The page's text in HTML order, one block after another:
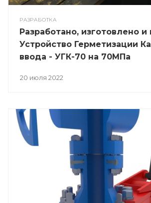
РАЗРАБОТКА
Разработано, изготовлено
Устройство Герметизации
ввода - УГК-70 на 70МПа
20 июля 2022